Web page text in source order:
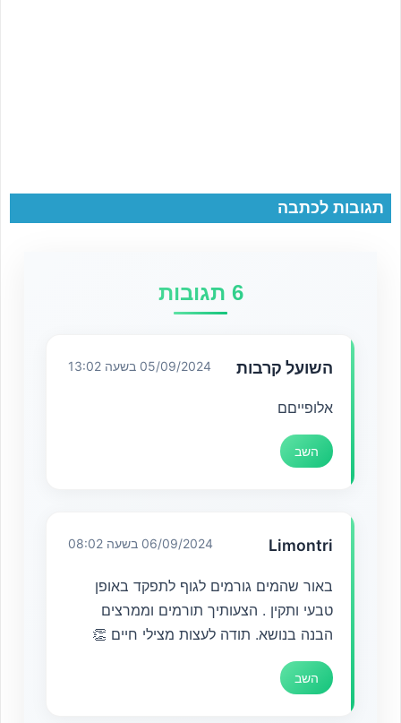
תגובות לכתבה
6 תגובות
השועל קרבות 05/09/2024 בשעה 13:02
אלופייםם
השב
Limontri 06/09/2024 בשעה 08:02
באור שהמים גורמים לגוף לתפקד באופן
טבעי ותקין . הצעותיך תורמים וממרצים
הבנה בנושא. תודה לעצות מצילי חיים 👏
השב